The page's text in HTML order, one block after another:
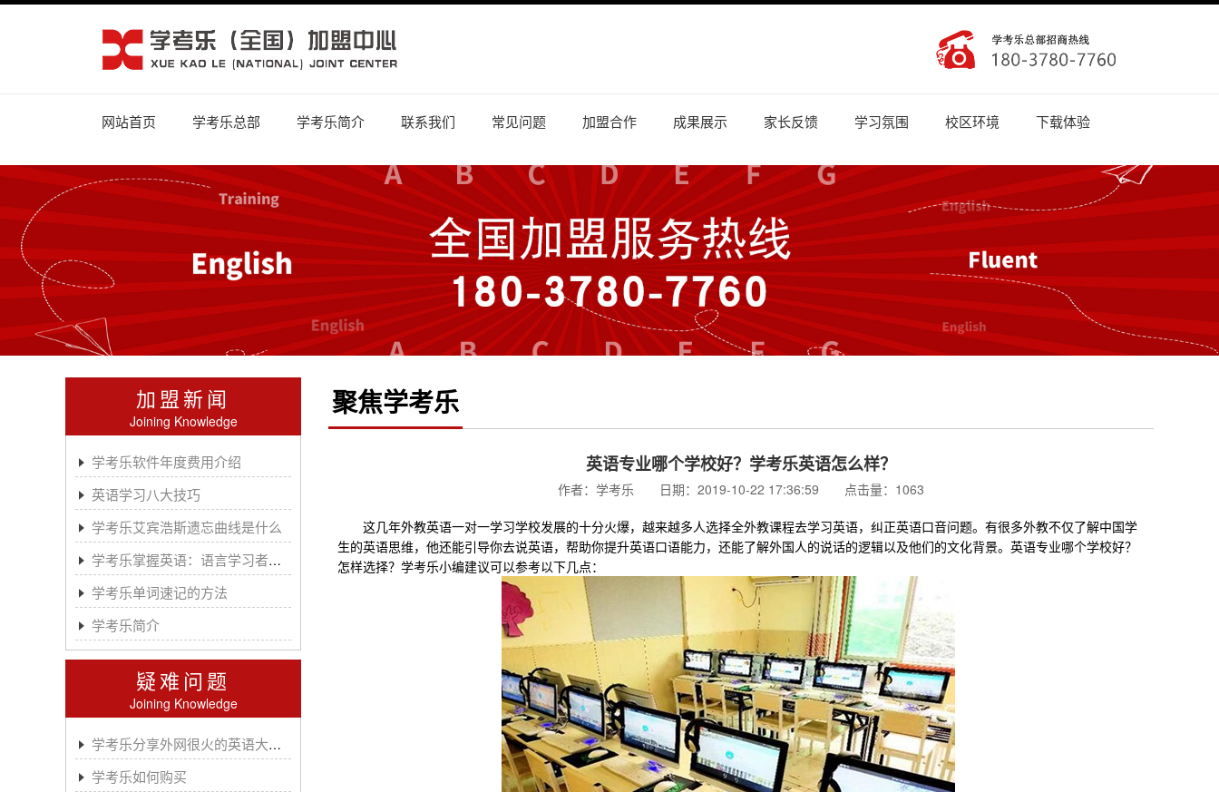
网站首页 学考乐总部 学考乐简介 联系我们 常见问题 加盟合作 成果展示 家长反馈 学习氛围 校区环境 下载体验
加盟新闻
Joining Knowledge
学考乐软件年度费用介绍
英语学习八大技巧
学考乐艾宾浩斯遗忘曲线是什么
学考乐掌握英语：语言学习者的有效方法
学考乐单词速记的方法
学考乐简介
疑难问题
Joining Knowledge
学考乐分享外网很火的英语大神A.J.HOGE
学考乐如何购买
聚焦学考乐
英语专业哪个学校好？学考乐英语怎么样？
作者：学考乐 日期：2019-10-22 17:36:59 点击量：1063
这几年外教英语一对一学习学校发展的十分火爆，越来越多人选择全外教课程去学习英语，纠正英语口音问题。有很多外教不仅了解中国学
生的英语思维，他还能引导你去说英语，帮助你提升英语口语能力，还能了解外国人的说话的逻辑以及他们的文化背景。英语专业哪个学校好？
怎样选择？学考乐小编建议可以参考以下几点：